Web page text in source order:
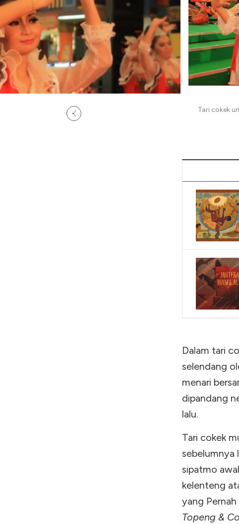
Tari cokek
Dalam tari
selendang
menari
dipandang
lalu.
Tari cokek
sebelumnya
sipatmo
kelenteng
yang
Topeng &